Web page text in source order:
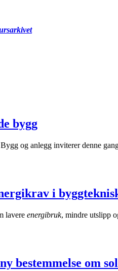
bygg
og anlegg inviterer denne
i
lavere energibruk, mindre utslipp
bestemmelse om